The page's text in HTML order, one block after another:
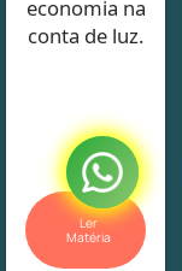
economia na
conta de luz.
Ler
Matéria